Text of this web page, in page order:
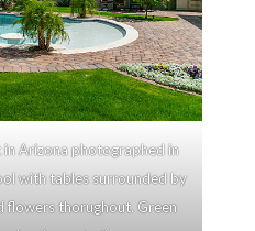
Arizona photographed in
with tables surrounded by
flowers thorughout. Green